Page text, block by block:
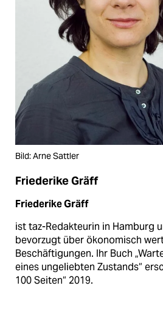
Bild: Arne Sattler
Friederike Gräff
Friederike Gräff
ist taz-Redakteurin in Hamburg
bevorzugt über ökonomisch
Beschäftigungen. Ihr Buch
eines unge­liebten Zustands“
100 Seiten“ 2019.